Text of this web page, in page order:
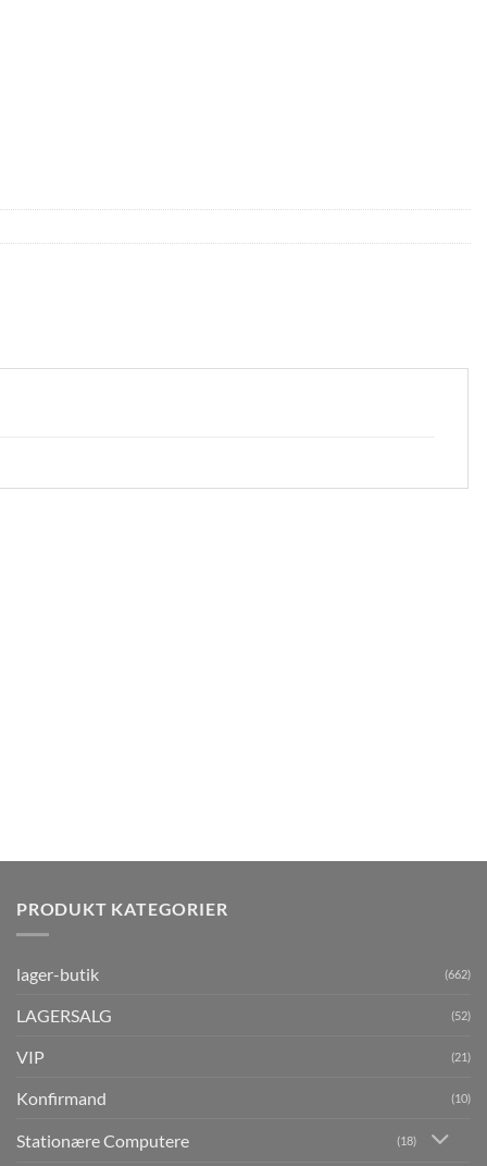
PRODUKT KATEGORIER
lager-butik (662)
LAGERSALG (52)
VIP (21)
Konfirmand (10)
Stationære Computere (18)